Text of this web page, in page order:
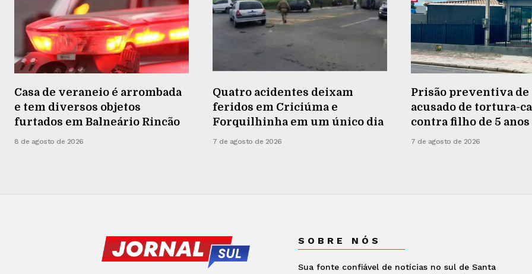
Casa de veraneio é arrombada
e tem diversos objetos
furtados em Balneário Rincão
8 de agosto de 2026
Quatro acidentes deixam
feridos em Criciúma e
Forquilhinha em um único dia
7 de agosto de 2026
Prisão preventiva de
acusado de tortura-
contra filho de 5 anos
7 de agosto de 2026
SOBRE NÓS
Sua fonte confiável de notícias no sul de Santa